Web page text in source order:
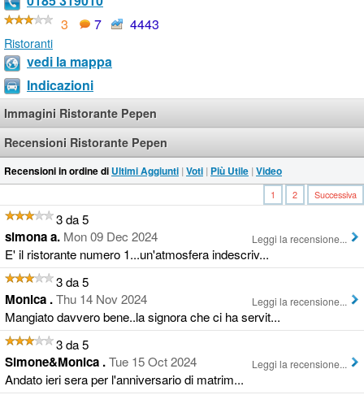
3
7 4443
Ristoranti
vedi la mappa
Indicazioni
Immagini Ristorante Pepen
Recensioni Ristorante Pepen
Recensioni in ordine di Ultimi Aggiunti | Voti | Più Utile | Video
1 2 Successiva
3 da 5
simona a. Mon 09 Dec 2024
E' il ristorante numero 1...un'atmosfera indescriv...
Leggi la recensione...
3 da 5
Monica .Thu 14 Nov 2024
Mangiato davvero bene..la signora che ci ha servit...
Leggi la recensione...
3 da 5
Simone&Monica .Tue 15 Oct 2024
Andato ieri sera per l'anniversario di matrim...
Leggi la recensione...